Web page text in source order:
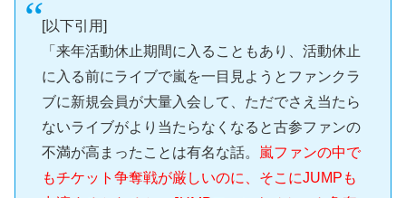
[以下引用]
「来年活動休止期間に入ることもあり、活動休止
に入る前にライブで嵐を一目見ようとファンクラ
ブに新規会員が大量入会して、ただでさえ当たら
ないライブがより当たらなくなると古参ファンの
不満が高まったことは有名な話。
嵐ファンの中で
もチケット争奪戦が厳しいのに、そこにJUMPも